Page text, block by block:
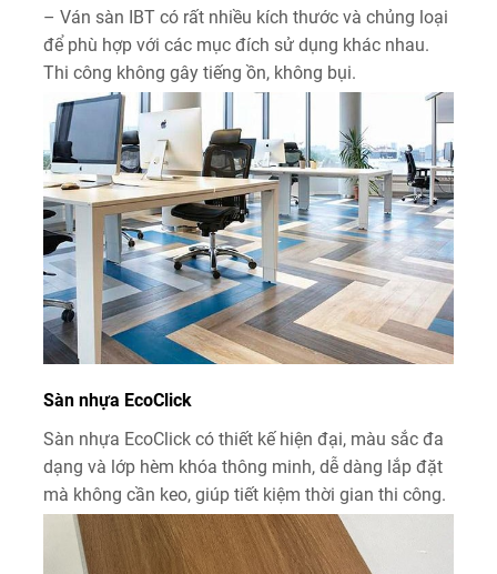
– Ván sàn IBT có rất nhiều kích thước và chủng loại
để phù hợp với các mục đích sử dụng khác nhau.
Thi công không gây tiếng ồn, không bụi.
Sàn nhựa EcoClick
Sàn nhựa EcoClick có thiết kế hiện đại, màu sắc đa
dạng và lớp hèm khóa thông minh, dễ dàng lắp đặt
mà không cần keo, giúp tiết kiệm thời gian thi công.